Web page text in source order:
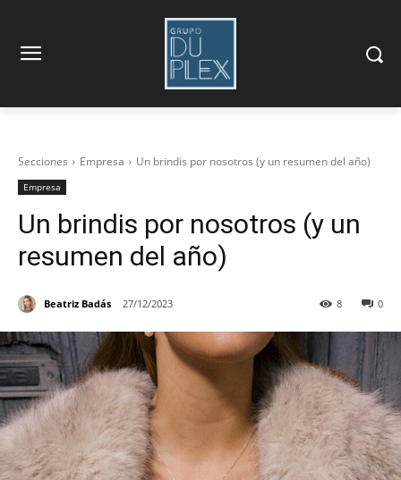
Secciones Empresa Un brindis por nosotros (y un resumen del año)
Empresa
Un brindis por nosotros (y un
resumen del año)
Beatriz Badás 27/12/2023 0
8